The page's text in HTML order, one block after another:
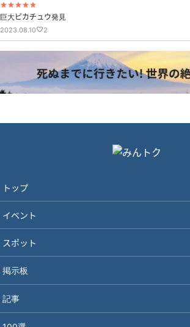
巨大ピカチュウ発見
2023.08.10 2
トップ
イベント
スポット
掲示板
記事